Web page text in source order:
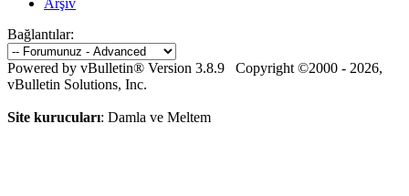
Arşiv
Bağlantılar:
Powered by vBulletin® Version 3.8.9 Copyright ©2000 - 2026,
vBulletin Solutions, Inc.
Site kurucuları: Damla ve Meltem